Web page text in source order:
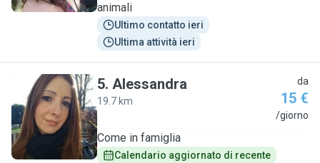
animali
Ultimo contatto ieri
Ultima attività ieri
A
5. Alessandra
19.7 km
da
15 €
/giorno
Come in famiglia
Calendario aggiornato di recente